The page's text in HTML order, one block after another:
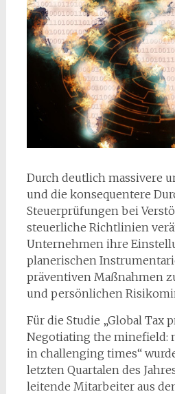
Durch deutlich massivere
und die konsequentere
Steuerprüfungen bei
steuerliche Richtlinien
Unternehmen ihre
planerischen
präventiven Maßnahmen
und persönlichen
Für die Studie „Global Tax
Negotiating the minefield:
in challenging times“
letzten Quartalen des
leitende Mitarbeiter aus